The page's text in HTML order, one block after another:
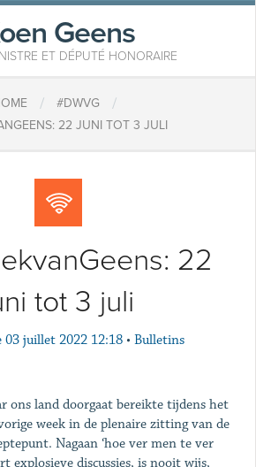
Geens
ET DÉPUTÉ HONORAIRE
/ #DWVG /
22 JUNI TOT 3 JULI
22
tot 3 juli
03 juillet 2022 12:18 • Bulletins
ons land doorgaat bereikte tijdens het
week in de plenaire zitting van de
Nagaan ‘hoe ver men te ver
explosieve discussies, is nooit wijs,